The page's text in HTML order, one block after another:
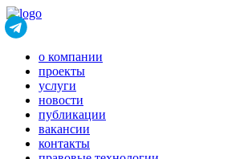
о компании
проекты
услуги
новости
публикации
вакансии
контакты